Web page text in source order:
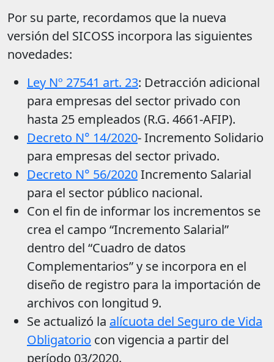
Por su parte, recordamos que la nueva
versión del SICOSS incorpora las siguientes
novedades:
Ley Nº 27541 art. 23: Detracción adicional
para empresas del sector privado con
hasta 25 empleados (R.G. 4661-AFIP).
Decreto N° 14/2020- Incremento Solidario
para empresas del sector privado.
Decreto N° 56/2020Incremento Salarial
para el sector público nacional.
Con el fin de informar los incrementos se
crea el campo “Incremento Salarial”
dentro del “Cuadro de datos
Complementarios” y se incorpora en el
diseño de registro para la importación de
archivos con longitud 9.
Se actualizó la alícuota del Seguro de Vida
Obligatorio con vigencia a partir del
período 03/2020.